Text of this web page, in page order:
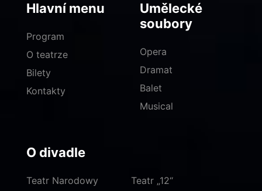
Hlavní menu
Program
O teatrze
Bilety
Kontakty
Umělecké
soubory
Opera
Dramat
Balet
Musical
O divadle
Teatr Narodowy Teatr „12“